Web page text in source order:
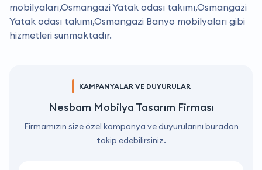
mobilyaları,Osmangazi Yatak odası takımı,Osmangazi
Yatak odası takımı,Osmangazi Banyo mobilyaları gibi
hizmetleri sunmaktadır.
KAMPANYALAR VE DUYURULAR
Nesbam Mobilya Tasarım Firması
Firmamızın size özel kampanya ve duyurularını buradan
takip edebilirsiniz.